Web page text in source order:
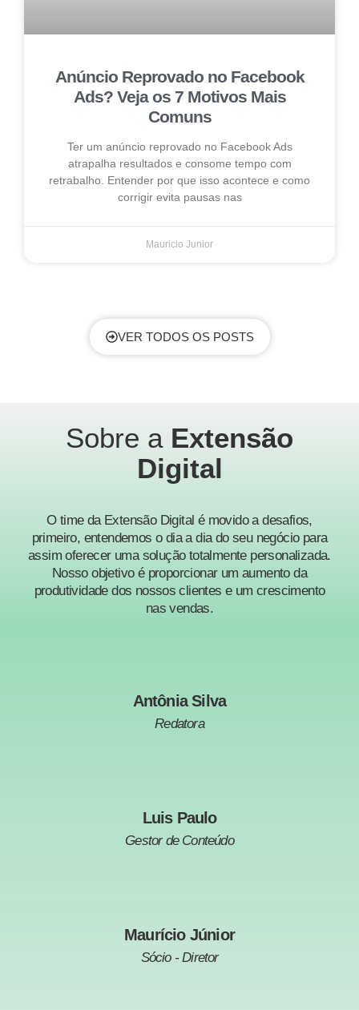
Anúncio Reprovado no Facebook
Ads? Veja os 7 Motivos Mais
Comuns
Ter um anúncio reprovado no Facebook Ads
atrapalha resultados e consome tempo com
retrabalho. Entender por que isso acontece e como
corrigir evita pausas nas
Mauricio Junior
VER TODOS OS POSTS
Sobre a Extensão
Digital
O time da Extensão Digital é movido a desafios,
primeiro, entendemos o dia a dia do seu negócio para
assim oferecer uma solução totalmente personalizada.
Nosso objetivo é proporcionar um aumento da
produtividade dos nossos clientes e um crescimento
nas vendas.
Antônia Silva
Redatora
Luis Paulo
Gestor de Conteúdo
Maurício Júnior
Sócio - Diretor